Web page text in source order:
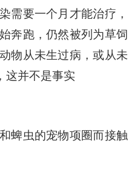
需要一个月才能治疗，
奔跑，仍然被列为草饲
物从未生过病，或从未
这并不是事实
蜱虫的宠物项圈而接触